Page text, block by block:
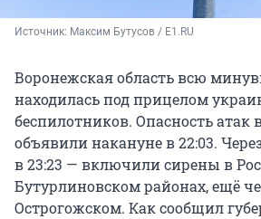
Источник: Максим Бутусов / E1.RU
Воронежская область всю
находилась под прицелом
беспилотников. Опасность атак
объявили накануне в 22:03.
в 23:23 — включили сирены в
Бутурлиновском районах, ещё
Острогожском. Как сообщил